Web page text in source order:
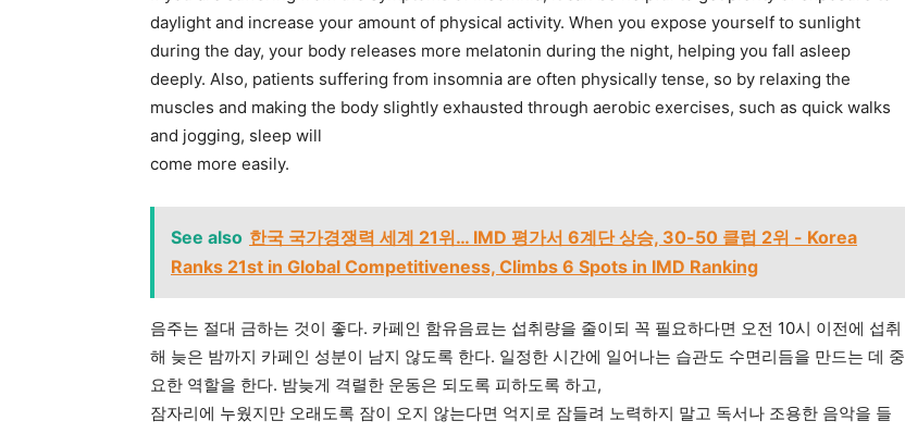
daylight and increase your amount of physical activity. When you expose yourself to sunlight
during the day, your body releases more melatonin during the night, helping you fall asleep
deeply. Also, patients suffering from insomnia are often physically tense, so by relaxing the
muscles and making the body slightly exhausted through aerobic exercises, such as quick walks
and jogging, sleep will
come more easily.
See also 한국 국가경쟁력 세계 21위… IMD 평가서 6계단 상승, 30-50 클럽 2위 - Korea
Ranks 21st in Global Competitiveness, Climbs 6 Spots in IMD Ranking
음주는 절대 금하는 것이 좋다. 카페인 함유음료는 섭취량을 줄이되 꼭 필요하다면 오전 10시 이전에 섭취
해 늦은 밤까지 카페인 성분이 남지 않도록 한다. 일정한 시간에 일어나는 습관도 수면리듬을 만드는 데 중
요한 역할을 한다. 밤늦게 격렬한 운동은 되도록 피하도록 하고,
잠자리에 누웠지만 오래도록 잠이 오지 않는다면 억지로 잠들려 노력하지 말고 독서나 조용한 음악을 들